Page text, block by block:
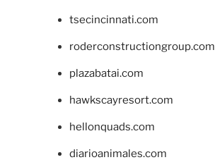
tsecincinnati.com
roderconstructiongroup.com
plazabatai.com
hawkscayresort.com
hellonquads.com
diarioanimales.com